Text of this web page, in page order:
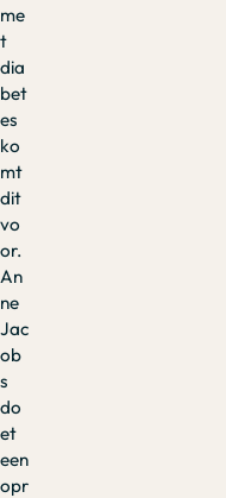
me
t
dia
bet
es
ko
mt
dit
vo
or.
An
ne
Jac
ob
s
do
et
een
opr